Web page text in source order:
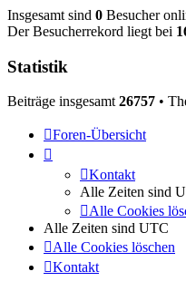
Insgesamt sind 0 Besucher
Der Besucherrekord liegt bei
Statistik
Beiträge insgesamt 26757 •
Foren-Übersicht
Kontakt
Alle Zeiten sind
Alle Cookies
Alle Zeiten sind UTC
Alle Cookies löschen
Kontakt